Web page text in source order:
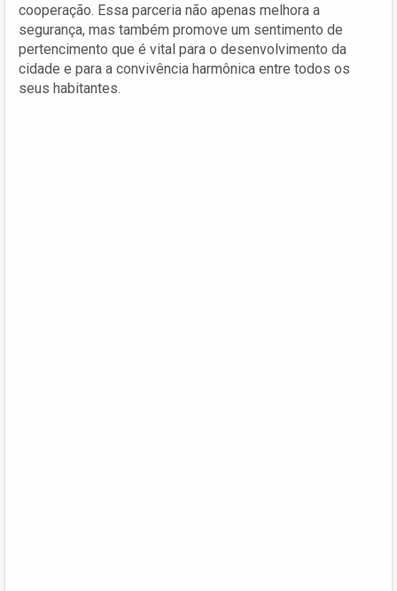
cooperação. Essa parceria não apenas melhora a
segurança, mas também promove um sentimento de
pertencimento que é vital para o desenvolvimento da
cidade e para a convivência harmônica entre todos os
seus habitantes.